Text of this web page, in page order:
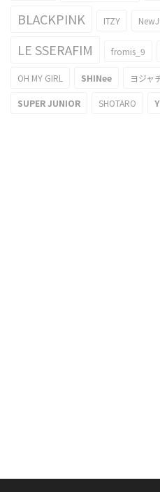
BLACKPINK ITZY
LE SSERAFIM fromis_9
OH MY GIRL SHINee ヨジャ
SUPER JUNIOR SHOTARO